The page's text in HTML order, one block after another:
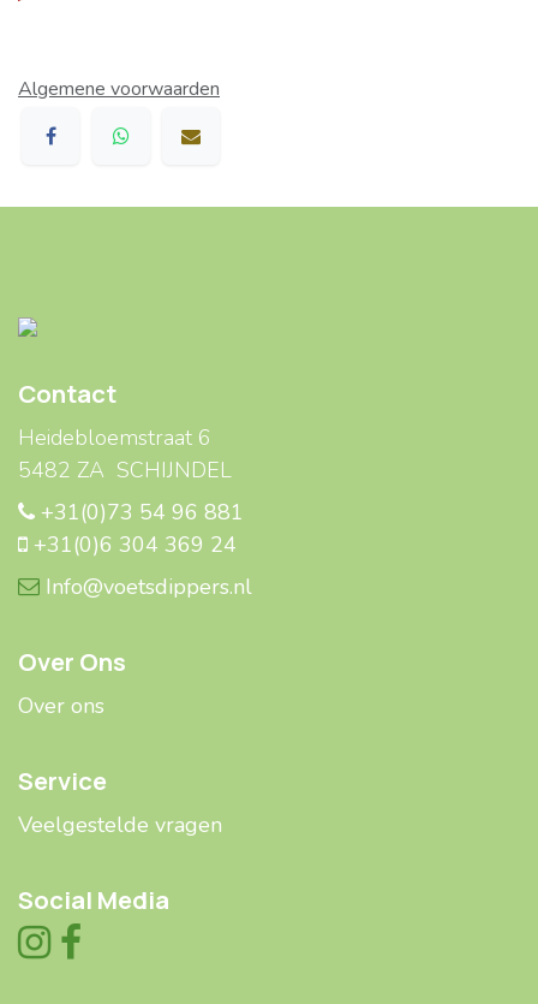
Algemene voorwaarden
Contact
Heidebloemstraat 6
5482 ZA SCHIJNDEL
+31(0)73 54 96 881
+31(0)6 304 369 24
Info@voetsdippers.nl
Over Ons
Over ons
Service
Veelgestelde ​​vragen
Social Media